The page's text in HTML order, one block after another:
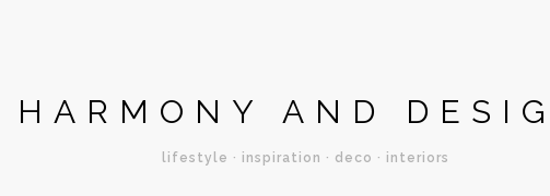
HARMONY AND
lifestyle · inspiration · deco · interiors